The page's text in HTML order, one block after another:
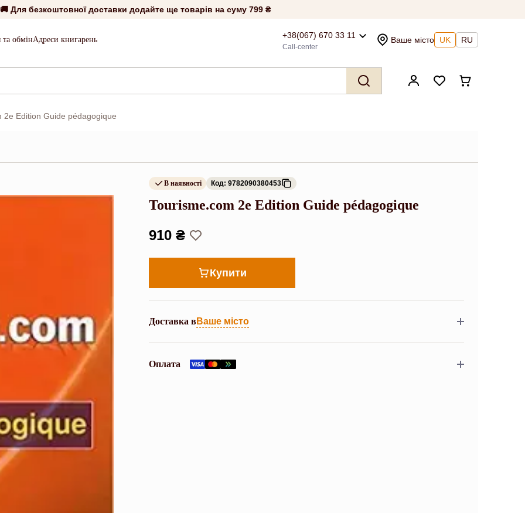
🚚 Для безкоштовної доставки додайте ще товарів на суму 799 ₴
обмінАдреси книгарень +38(067) 670 33 11
Call-center
Ваше місто UK RU
2e Edition Guide pédagogique
В наявності Код: 9782090380453
Tourisme.com 2e Edition Guide pédagogique
910 ₴
Купити
Доставка вВаше місто
Оплата